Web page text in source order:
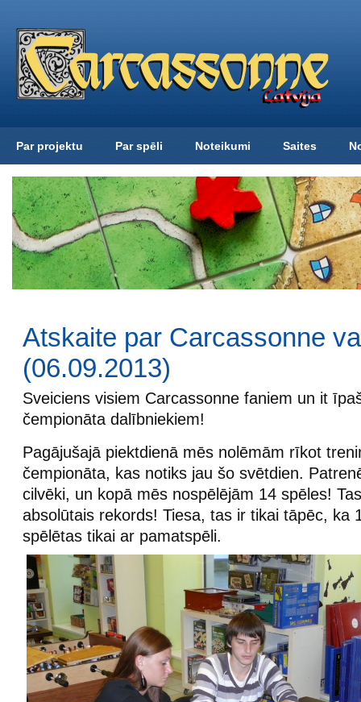
Par projektu Par spēli Noteikumi Saites
Atskaite par Carcassonne
(06.09.2013)
Sveiciens visiem Carcassonne faniem un it
čempionāta dalībniekiem!
Pagājušajā piektdienā mēs nolēmām rīkot
čempionāta, kas notiks jau šo svētdien.
cilvēki, un kopā mēs nospēlējām 14 spēles!
absolūtais rekords! Tiesa, tas ir tikai tāpēc, ka
spēlētas tikai ar pamatspēli.